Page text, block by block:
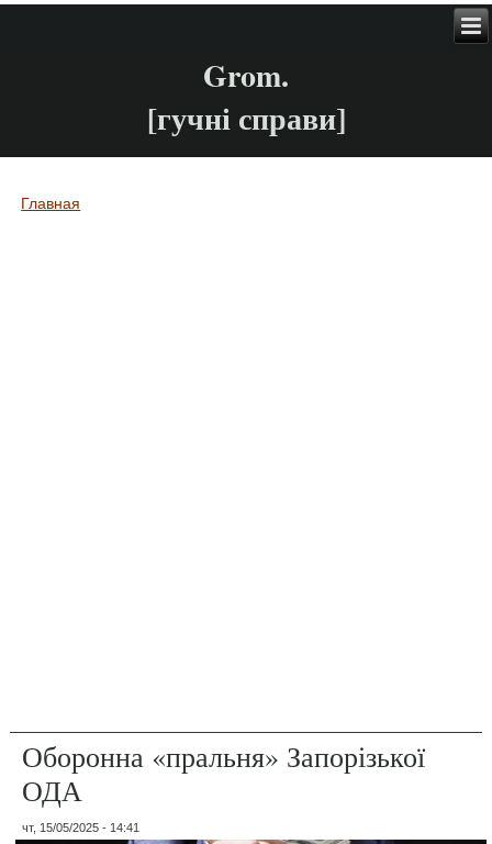
Grom.
[гучні справи]
Вы здесь
Главная
Оборонна «пральня» Запорізької
ОДА
чт, 15/05/2025 - 14:41